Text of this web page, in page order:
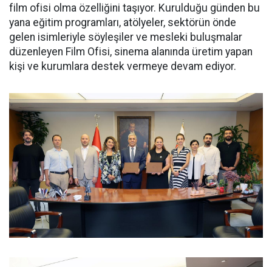
film ofisi olma özelliğini taşıyor. Kurulduğu günden bu
yana eğitim programları, atölyeler, sektörün önde
gelen isimleriyle söyleşiler ve mesleki buluşmalar
düzenleyen Film Ofisi, sinema alanında üretim yapan
kişi ve kurumlara destek vermeye devam ediyor.